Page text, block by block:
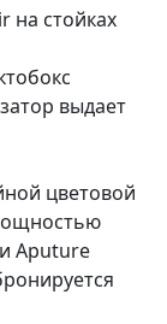
на стойках
выдает
цветовой
Aputure